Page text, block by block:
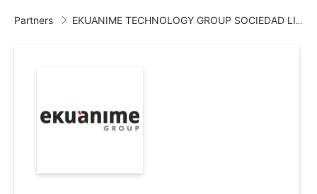
Partners  EKUANIME TECHNOLOGY GROUP SOCIEDAD LIMITADA